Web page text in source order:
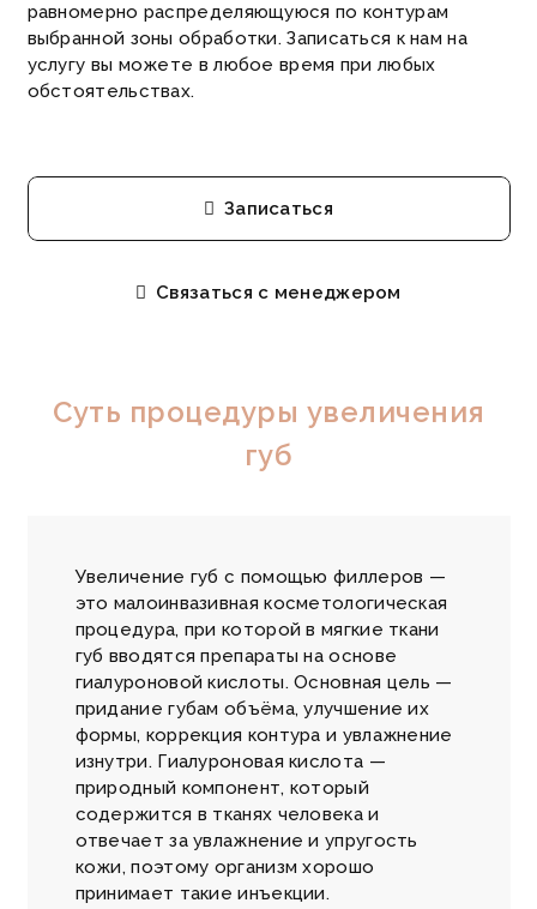
равномерно распределяющуюся по контурам
выбранной зоны обработки. Записаться к нам на
услугу вы можете в любое время при любых
обстоятельствах.
Записаться
Связаться с менеджером
Суть процедуры увеличения
губ
Увеличение губ с помощью филлеров —
это малоинвазивная косметологическая
процедура, при которой в мягкие ткани
губ вводятся препараты на основе
гиалуроновой кислоты. Основная цель —
придание губам объёма, улучшение их
формы, коррекция контура и увлажнение
изнутри. Гиалуроновая кислота —
природный компонент, который
содержится в тканях человека и
отвечает за увлажнение и упругость
кожи, поэтому организм хорошо
принимает такие инъекции.